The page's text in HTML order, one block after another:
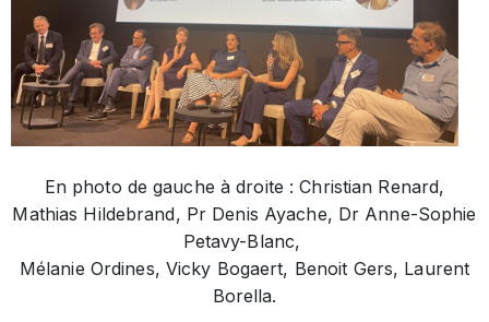
En photo de gauche à droite : Christian Renard,
Mathias Hildebrand, Pr Denis Ayache, Dr Anne-Sophie
Petavy-Blanc,
Mélanie Ordines, Vicky Bogaert, Benoit Gers, Laurent
Borella.